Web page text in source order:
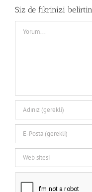
Siz de fikrinizi belirtin